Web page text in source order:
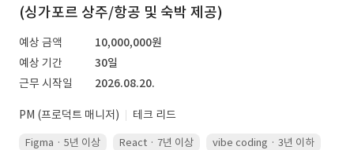
(싱가포르 상주/항공 및 숙박 제공)
예상 금액
10,000,000원
예상 기간
30일
근무 시작일
2026.08.20.
PM (프로덕트 매니저) 테크 리드
Figma · 5년 이상 React · 7년 이상 vibe coding · 3년 이하